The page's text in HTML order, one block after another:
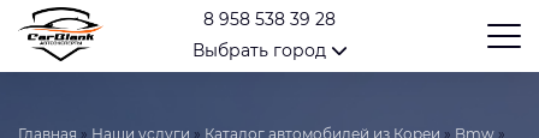
8 958 538 39 28
Выбрать город
Главная » Наши услуги » Каталог автомобилей из Кореи » Bmw »